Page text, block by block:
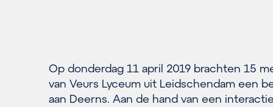
Op donderdag 11 april 2019 brachten 15
van Veurs Lyceum uit Leidschendam een
aan Deerns. Aan de hand van een